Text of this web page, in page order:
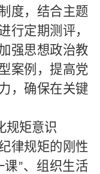
度，结合主题
行定期测评，
强思想政治教
案例，提高党
，确保在关键
规矩意识
律规矩的刚性
课”、组织生活